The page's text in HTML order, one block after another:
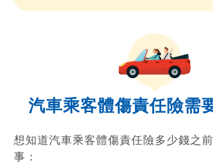
汽車乘客體傷責任險需
想知道汽車乘客體傷責任險多少錢之
事：